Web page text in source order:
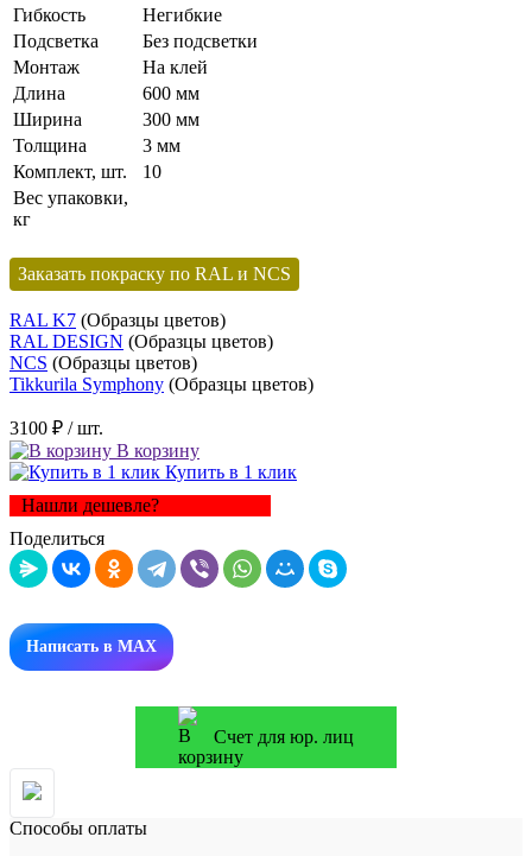
Гибкость
Негибкие
Подсветка
Без подсветки
Монтаж
На клей
Длина
600 мм
Ширина
300 мм
Толщина
3 мм
Комплект, шт.
10
Вес упаковки,
кг
Заказать покраску по RAL и NCS
RAL K7 (Образцы цветов)
RAL DESIGN (Образцы цветов)
NCS (Образцы цветов)
Tikkurila Symphony (Образцы цветов)
3100 ₽ / шт.
В корзину
Купить в 1 клик
Нашли дешевле?
Поделиться
Написать в MAX
Счет для юр. лиц
Способы оплаты